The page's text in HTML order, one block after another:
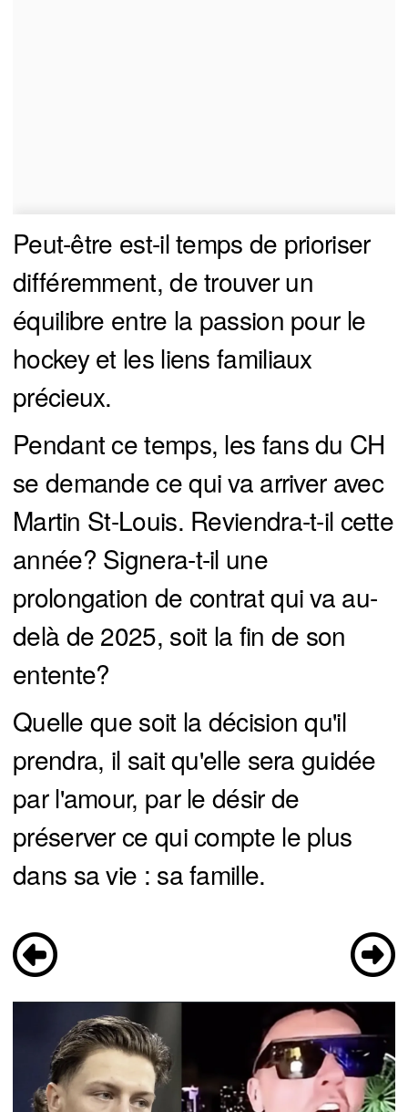
Peut-être est-il temps de prioriser
différemment, de trouver un
équilibre entre la passion pour le
hockey et les liens familiaux
précieux.
Pendant ce temps, les fans du CH
se demande ce qui va arriver avec
Martin St-Louis. Reviendra-t-il cette
année? Signera-t-il une
prolongation de contrat qui va au-
delà de 2025, soit la fin de son
entente?
Quelle que soit la décision qu'il
prendra, il sait qu'elle sera guidée
par l'amour, par le désir de
préserver ce qui compte le plus
dans sa vie : sa famille.